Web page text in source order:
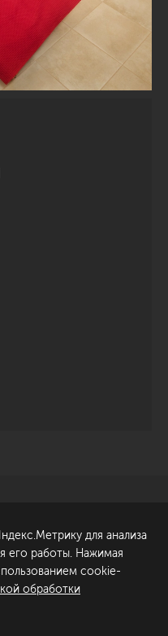
Обсудить проект
для анализа
его работы. Нажимая
cookie-
обработки